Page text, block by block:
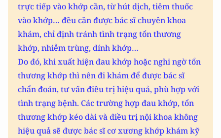
trực tiếp vào khớp cần, từ hút dịch, tiêm thuốc
vào khớp… đều cần được bác sĩ chuyên khoa
khám, chỉ định tránh tình trạng tổn thương
khớp, nhiễm trùng, dính khớp…
Do đó, khi xuất hiện đau khớp hoặc nghi ngờ tổn
thương khớp thì nên đi khám để được bác sĩ
chẩn đoán, tư vấn điều trị hiệu quả, phù hợp với
tình trạng bệnh. Các trường hợp đau khớp, tổn
thương khớp kéo dài và điều trị nội khoa không
hiệu quả sẽ được bác sĩ cơ xương khớp khám kỹ